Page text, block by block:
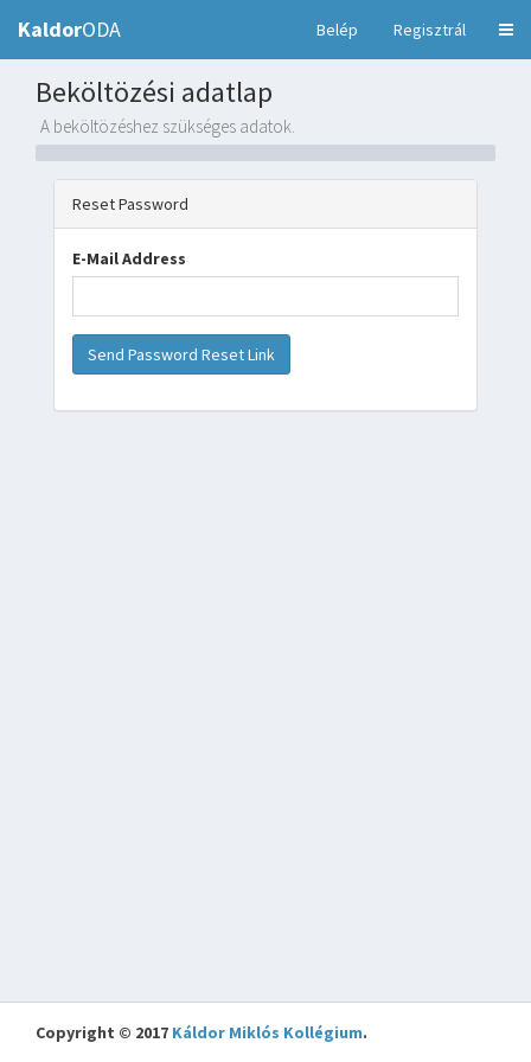
KaldorODA Belép Regisztrál
Beköltözési adatlap
A beköltözéshez szükséges adatok.
Reset Password
E-Mail Address
Send Password Reset Link
Copyright © 2017 Káldor Miklós Kollégium.